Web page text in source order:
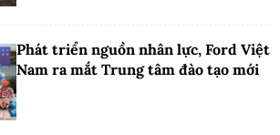
Phát triển nguồn nhân lực, Ford Việt
Nam ra mắt Trung tâm đào tạo mới